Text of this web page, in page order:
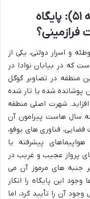
۵. مثلث مرموز نوادا (منطقه ۵۱): پایگاه
فرازمینی؟
توطئه و اسرار دولتی، یکی از
که در بیابان نوادا در
منطقه در تصاویر گوگل
پوشانده شده یا تار شده
شهرت اصلی منطقه
که سال هاست پیرامون آن
فناوری های یوفو،
پیشرفته یا
پرواز عجیب و غریب در
جنبه های مرموز آن می
این پایگاه را انکار
به طور رسمی وجود آن را تأیید کرد، اما